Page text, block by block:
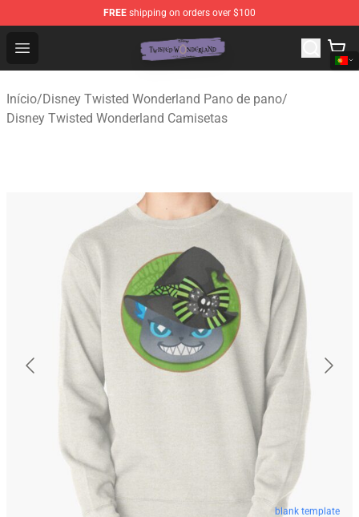
FREE shipping on orders over $100
Open menu
Twisted Wonderland Store - Official Twisted
Início/Disney Twisted Wonderland Pano de pano/
Disney Twisted Wonderland Camisetas
blank template